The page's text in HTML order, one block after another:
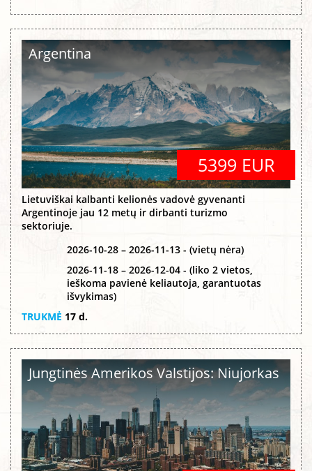
Argentina
5399 EUR
Lietuviškai kalbanti kelionės vadovė gyvenanti
Argentinoje jau 12 metų ir dirbanti turizmo
sektoriuje.
2026-10-28 – 2026-11-13 - (vietų nėra)
2026-11-18 – 2026-12-04 - (liko 2 vietos,
ieškoma pavienė keliautoja, garantuotas
išvykimas)
TRUKMĖ 17 d.
Jungtinės Amerikos Valstijos: Niujorkas